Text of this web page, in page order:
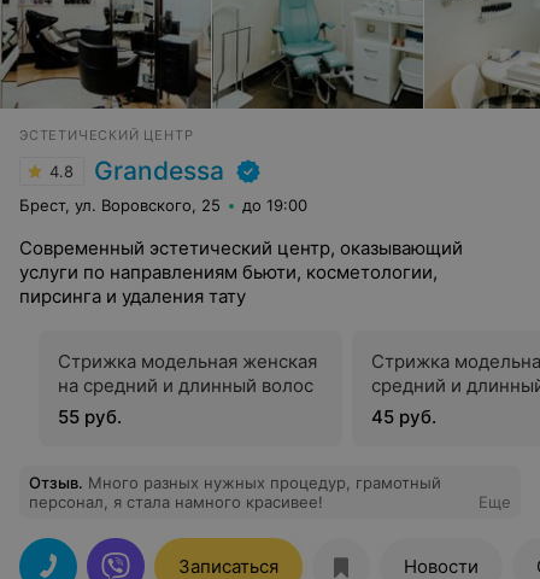
ЭСТЕТИЧЕСКИЙ ЦЕНТР
4.8 Grandessa
Брест, ул. Воровского, 25 до 19:00
Современный эстетический центр, оказывающий
услуги по направлениям бьюти, косметологии,
пирсинга и удаления тату
Стрижка модельная женская
на средний и длинный волос
55 руб.
Стрижка
средний и
45 руб.
Отзыв. Много разных нужных процедур, грамотный
персонал, я стала намного красивее!
Еще
Записаться Новости